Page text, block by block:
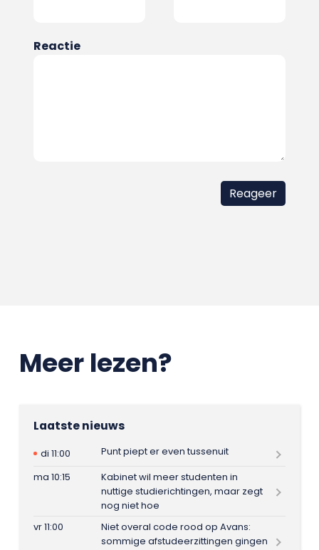
Reactie
Meer lezen?
Laatste nieuws
di 11:00
Punt piept er even tussenuit
ma 10:15
Kabinet wil meer studenten in
nuttige studierichtingen, maar zegt
nog niet hoe
vr 11:00
Niet overal code rood op Avans:
sommige afstudeerzittingen gingen